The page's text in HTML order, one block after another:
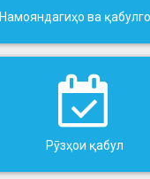
Намояндагиҳо ва
Рӯзҳои қабул